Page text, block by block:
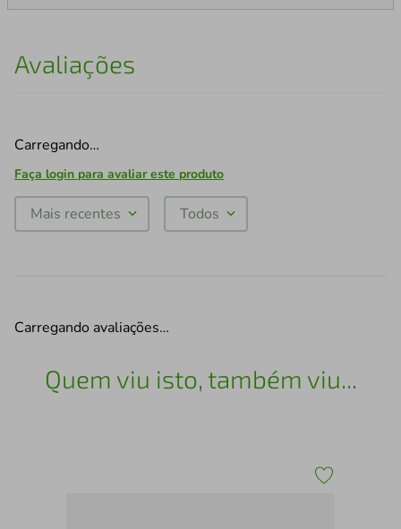
Avaliações
Carregando…
Faça login para avaliar este produto
Mais recentes Todos
Carregando avaliações…
Quem viu isto, também viu...